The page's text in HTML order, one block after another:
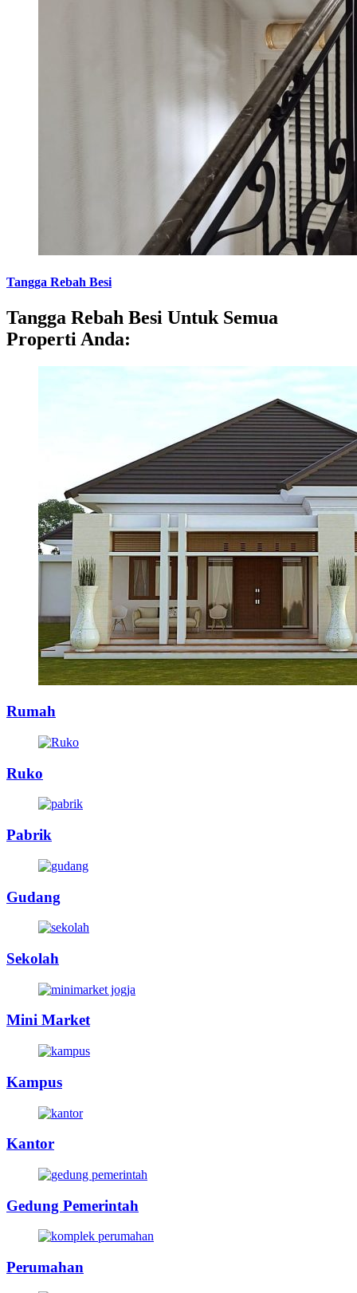
Tangga Rebah Besi
Tangga Rebah Besi Untuk Semua
Properti Anda:
Rumah
Ruko
Pabrik
Gudang
Sekolah
Mini Market
Kampus
Kantor
Gedung Pemerintah
Perumahan